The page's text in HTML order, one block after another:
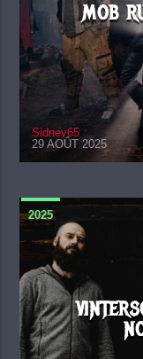
MOB
Sidney65
29 AOÛT 2025
2025